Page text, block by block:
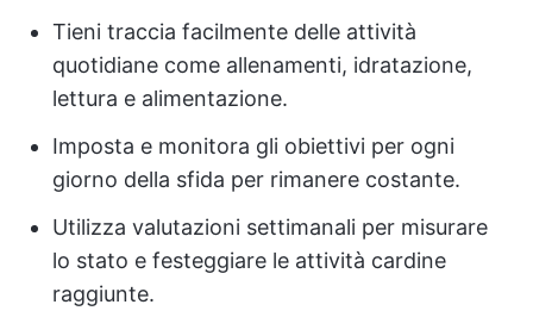
Tieni traccia facilmente delle attività
quotidiane come allenamenti, idratazione,
lettura e alimentazione.
Imposta e monitora gli obiettivi per ogni
giorno della sfida per rimanere costante.
Utilizza valutazioni settimanali per misurare
lo stato e festeggiare le attività cardine
raggiunte.